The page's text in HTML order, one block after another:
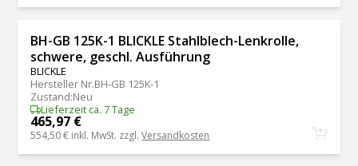
BH-GB 125K-1 BLICKLE Stahlblech-Lenkrolle,
schwere, geschl. Ausführung
BLICKLE
Hersteller Nr.BH-GB 125K-1
Zustand:Neu
Lieferzeit ca. 7 Tage
465,97 €
554,50 € inkl. MwSt. zzgl.Versandkosten